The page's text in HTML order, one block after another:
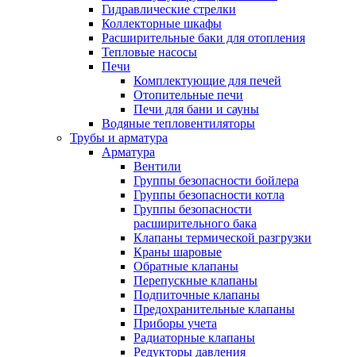
Гидравлические стрелки
Коллекторные шкафы
Расширительные баки для отопления
Тепловые насосы
Печи
Комплектующие для печей
Отопительные печи
Печи для бани и сауны
Водяные тепловентиляторы
Трубы и арматура
Арматура
Вентили
Группы безопасности бойлера
Группы безопасности котла
Группы безопасности
расширительного бака
Клапаны термической разгрузки
Краны шаровые
Обратные клапаны
Перепускные клапаны
Подпиточные клапаны
Предохранительные клапаны
Приборы учета
Радиаторные клапаны
Редукторы давления